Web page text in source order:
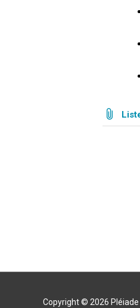
Copyright © 2026 Pléiade